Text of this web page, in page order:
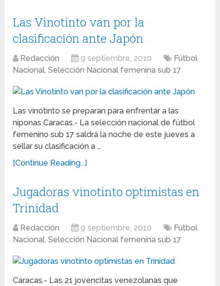
Las Vinotinto van por la
clasificación ante Japón
Redacción 9 septiembre, 2010
Fútbol
Nacional,Selección Nacional femenina sub 17
Las vinotinto se preparan para enfrentar a las
niponas Caracas.- La selección nacional de fútbol
femenino sub 17 saldrá la noche de este jueves a
sellar su clasificación a …
[Continue Reading...]
Jugadoras vinotinto optimistas en
Trinidad
Redacción 9 septiembre, 2010
Fútbol
Nacional,Selección Nacional femenina sub 17
Caracas.- Las 21 jovencitas venezolanas que